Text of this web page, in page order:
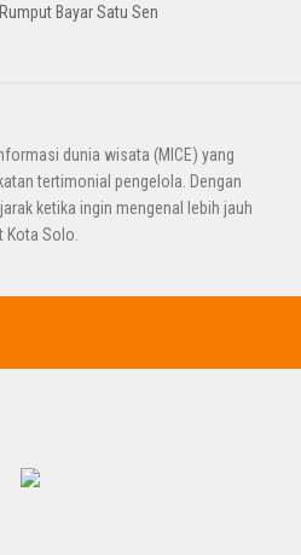
Bayar Satu Sen
dunia wisata (MICE) yang
tertimonial pengelola. Dengan
ketika ingin mengenal lebih jauh
Kota Solo.